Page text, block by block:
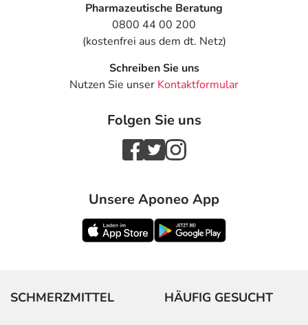
nach seinen Anweisungen anwenden.
Aufbewahrung
Wichtige Hinweise
Was sollten Sie beachten?
- Vorsicht bei Allergie gegen Polyethylenglykol(PEG)-
Wenn Sie eine Diabetes-Diät einhalten müssen, sollten
Sie den Zuckergehalt berücksichtigen.
- Es kann Arzneimittel geben, mit denen
Wechselwirkungen auftreten. Sie sollten deswegen
dem Arzt oder Apotheker angeben. Das gilt auch für
Pharmazeutische Beratung
0800 44 00 200
(kostenfrei aus dem dt. Netz)
Schreiben Sie uns
Nutzen Sie unser Kontaktformular
Folgen Sie uns
Unsere Aponeo App
SCHMERZMITTEL HÄUFIG GESUCHT